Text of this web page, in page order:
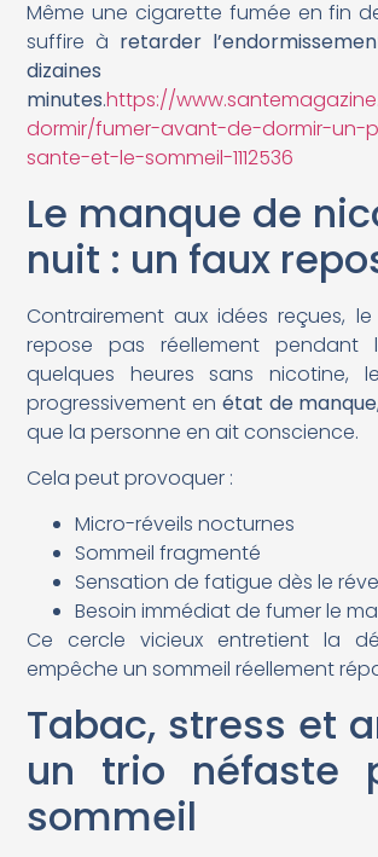
Même une cigarette fumée en fin
suffire à retarder
minutes.https://
dormir/fumer-avant-de-dormir-un-
sante-et-le-sommeil-1112536
Le manque de
nuit : un faux
Contrairement aux idées reçues,
repose pas réellement pendant
quelques heures sans nicotine,
progressivement en état de manque
que la personne en ait conscience.
Cela peut provoquer :
Micro-réveils nocturnes
Sommeil fragmenté
Sensation de fatigue dès le
Besoin immédiat de fumer le
Ce cercle vicieux entretient la
empêche un sommeil réellement
Tabac, stress et
un trio néfaste
sommeil